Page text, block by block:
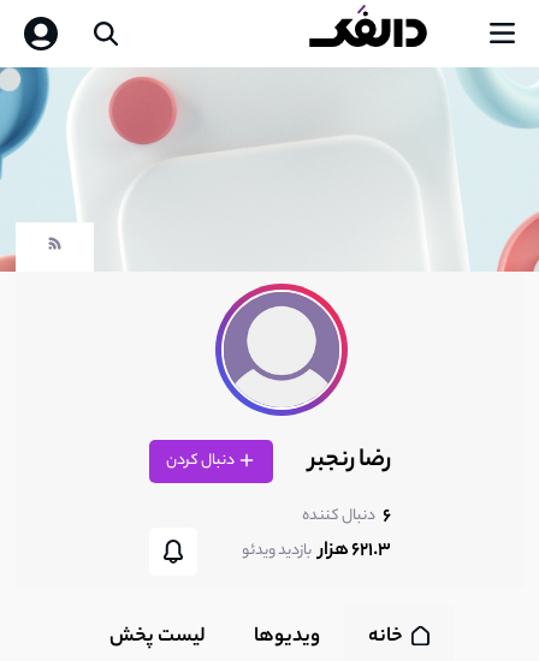
رضا رنجبر دنبال کردن
6 دنبال کننده
621.3 هزار بازدید ویدئو
خانه ویدیوها لیست پخش‌